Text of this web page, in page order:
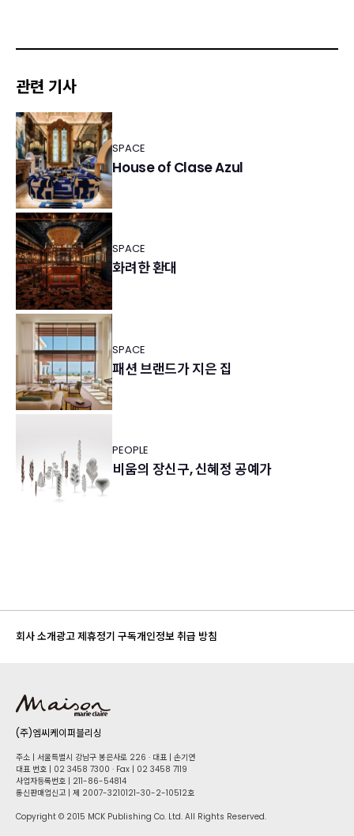
관련 기사
SPACE
House of Clase Azul
SPACE
화려한 환대
SPACE
패션 브랜드가 지은 집
PEOPLE
비움의 장신구, 신혜정 공예가
회사 소개광고 제휴정기 구독개인정보 취급 방침
(주)엠씨케이퍼블리싱
주소 | 서울특별시 강남구 봉은사로 226 · 대표 | 손기연
대표 번호 | 02 34​58 7300 · Fax | 02 34​58 7119
사업자등록번호 | 211-86-5​4814
통신판매업신고 | 제 2007-3210121-30-2-10512호
Copyright © 2015 MCK Publishing Co. Ltd. All Rights Reserved.